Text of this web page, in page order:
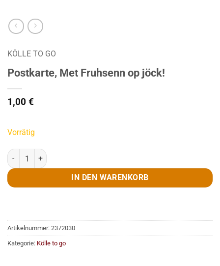
KÖLLE TO GO
Postkarte, Met Fruhsenn op jöck!
1,00 €
Vorrätig
Postkarte, Met Fruhsenn op jöck! Menge
IN DEN WARENKORB
Artikelnummer: 2372030
Kategorie: Kölle to go